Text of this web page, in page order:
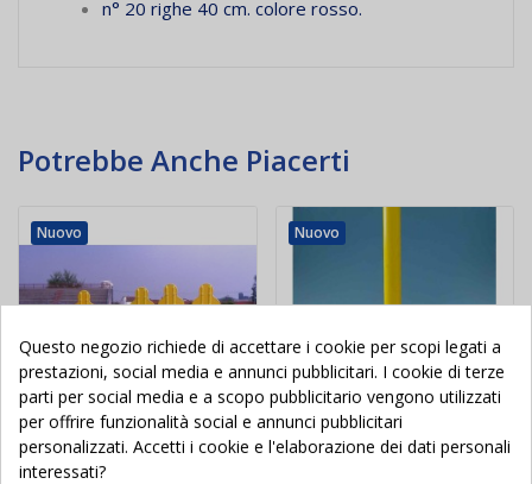
n° 20 righe 40 cm. colore rosso.
Potrebbe Anche Piacerti
Nuovo Nuovo
Questo negozio richiede di accettare i cookie per scopi legati a
prestazioni, social media e annunci pubblicitari. I cookie di terze
parti per social media e a scopo pubblicitario vengono utilizzati
per offrire funzionalità social e annunci pubblicitari
personalizzati. Accetti i cookie e l'elaborazione dei dati personali
interessati?